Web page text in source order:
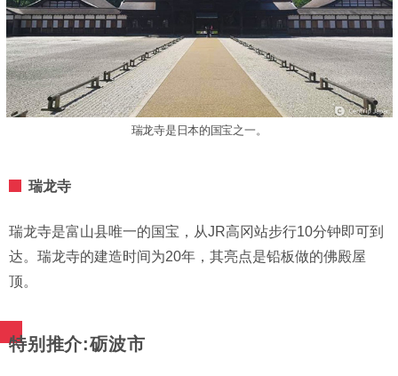
瑞龙寺是日本的国宝之一。
瑞龙寺
瑞龙寺是富山县唯一的国宝，从JR高冈站步行10分钟即可到
达。瑞龙寺的建造时间为20年，其亮点是铅板做的佛殿屋
顶。
特别推介:砺波市